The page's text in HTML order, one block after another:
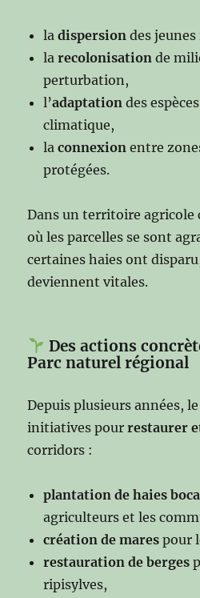
ladispersion des
larecolonisation de
perturbation,
l’adaptation des
climatique,
laconnexion entre
protégées.
Dans un territoire agricole
où les parcelles se sont
certaines haies ont
deviennent vitales.
Des actions
Parc naturel régional
Depuis plusieurs années,
initiatives pourrestaurer
corridors :
plantation de haies
agriculteurs et les
création de mares pour
restauration de berges
ripisylves,